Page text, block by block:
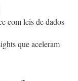
com leis de dados
que aceleram